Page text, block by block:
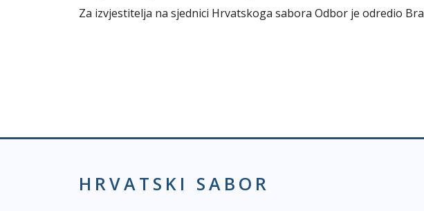
Za izvjestitelja na sjednici Hrvatskoga sabora Odbor je odredio
HRVATSKI SABOR